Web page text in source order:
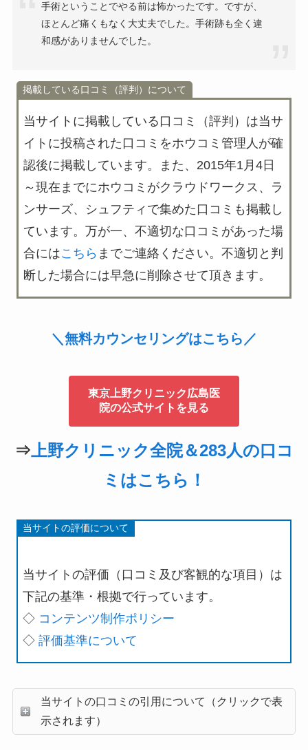
手術ということでやる前は怖かったです。ですが、
ほとんど痛くもなく大丈夫でした。手術跡も全く違
和感がありませんでした。
掲載している口コミ（評判）について
当サイトに掲載している口コミ（評判）は当サ
イトに投稿された口コミをホウコミ管理人が確
認後に掲載 しています。また、2015年1月4日
～現在までにホウコミがクラウドワークス、ラ
ンサーズ、シュフティで集めた口コミも掲載し
ています。万が一、不適切な口コミがあった場
合にはこちら までご連絡ください。不適切と判
断した場合には早急に削除させて頂きます。
＼無料カウンセリングはこちら／
東京上野クリニック広島医
院の公式サイトを見る
⇒上野クリニック全院＆283人の口コ
ミはこちら！
当サイトの評価について
当サイトの評価（口コミ及び客観的な項目）は
下記の基準・根拠で行っています。
◇ コンテンツ制作ポリシー
◇評価基準について
当サイトの口コミの引用について（クリックで表
示されます）